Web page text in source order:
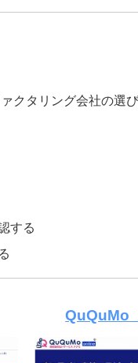
クタリング会社の選
する
QuQuMo